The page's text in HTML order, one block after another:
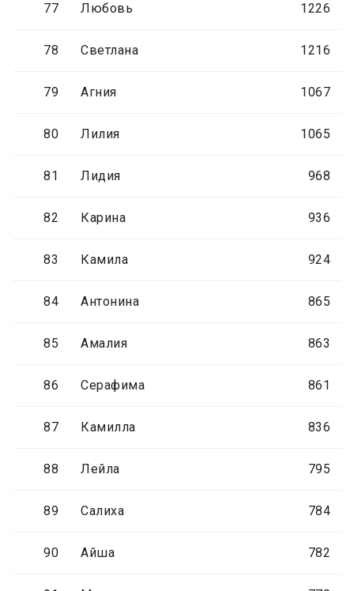
77 Любовь 1226
78 Светлана 1216
79 Агния 1067
80 Лилия 1065
81 Лидия 968
82 Карина 936
83 Камила 924
84 Антонина 865
85 Амалия 863
86 Серафима 861
87 Камилла 836
88 Лейла 795
89 Салиха 784
90 Айша 782